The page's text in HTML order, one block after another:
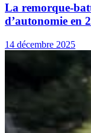
La remorque-
d’autonomie en
14 décembre 2025